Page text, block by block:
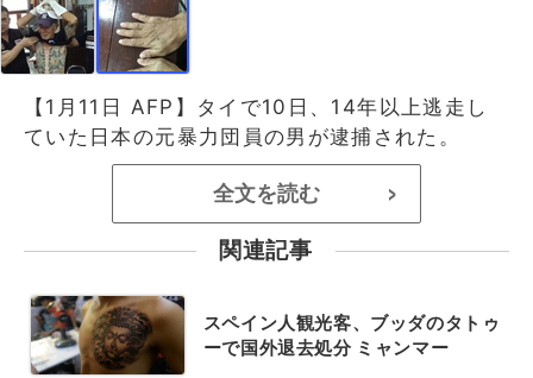
【1月11日 AFP】タイで10日、14年以上逃走し
ていた日本の元暴力団員の男が逮捕された。
全文を読む >
関連記事
スペイン人観光客、ブッダのタトゥ
ーで国外退去処分 ミャンマー